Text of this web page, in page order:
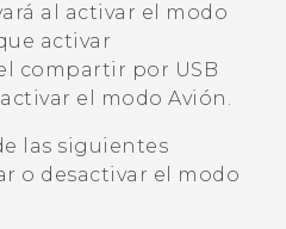
al activar el modo
activar
compartir por USB
el modo Avión.
las siguientes
o desactivar el modo